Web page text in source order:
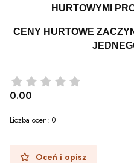
HURTOWYMI
CENY HURTOWE
0.00
Liczba ocen: 0
Oceń i opisz